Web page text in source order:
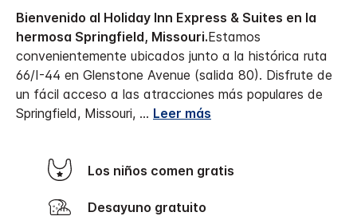
Bienvenido al Holiday Inn Express & Suites en la
hermosa Springfield, Missouri.Estamos
convenientemente ubicados junto a la histórica ruta
66/I-44 en Glenstone Avenue (salida 80). Disfrute de
un fácil acceso a las atracciones más populares de
Springfield, Missouri, ... Leer más
Los niños comen gratis
Desayuno gratuito